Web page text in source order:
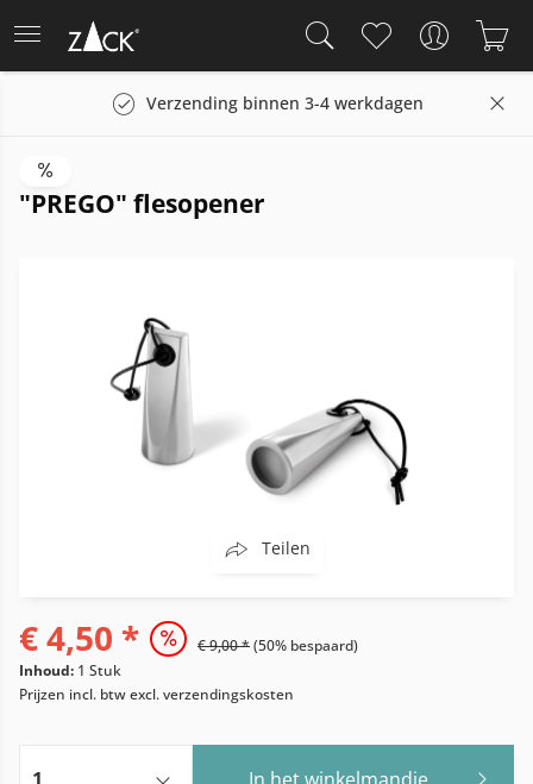
Verzending binnen 3-4 werkdagen
"PREGO" flesopener
Teilen
€ 4,50 * € 9,00 *(50% bespaard)
Inhoud: 1 Stuk
Prijzen incl. btwexcl. verzendingskosten